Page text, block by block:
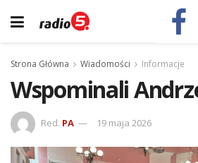
Strona Główna Wiadomości Informacje
Wspominali
Red. PA 19 maja 2026